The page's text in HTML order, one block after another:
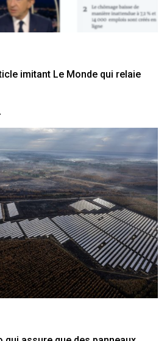
imitant Le Monde qui relaie